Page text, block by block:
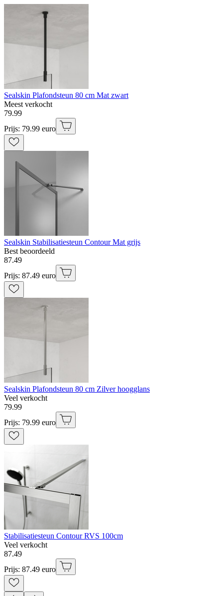
Sealskin Plafondsteun 80 cm Mat zwart
Meest verkocht
79.99
Prijs: 79.99 euro
Sealskin Stabilisatiesteun Contour Mat grijs
Best beoordeeld
87.49
Prijs: 87.49 euro
Sealskin Plafondsteun 80 cm Zilver hoogglans
Veel verkocht
79.99
Prijs: 79.99 euro
Stabilisatiesteun Contour RVS 100cm
Veel verkocht
87.49
Prijs: 87.49 euro